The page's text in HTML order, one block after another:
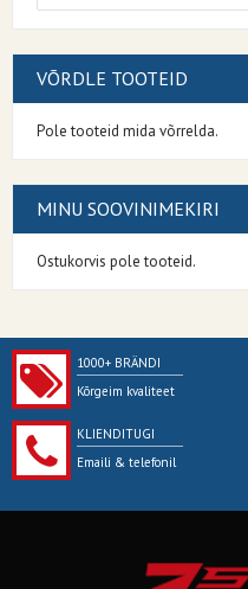
VÕRDLE TOOTEID
Pole tooteid mida võrrelda.
MINU SOOVINIMEKIRI
Ostukorvis pole tooteid.
1000+ BRÄNDI
Kõrgeim kvaliteet
KLIENDITUGI
Emaili & telefonil